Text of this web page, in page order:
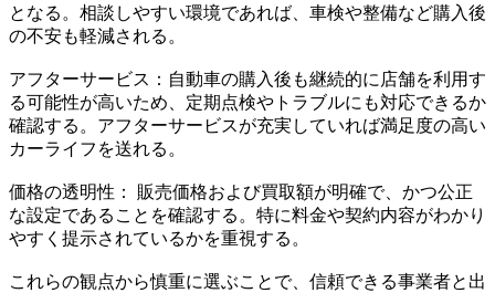
となる。相談しやすい環境であれば、車検や整備など購入後
の不安も軽減される。
アフターサービス：自動車の購入後も継続的に店舗を利用す
る可能性が高いため、定期点検やトラブルにも対応できるか
確認する。アフターサービスが充実していれば満足度の高い
カーライフを送れる。
価格の透明性： 販売価格および買取額が明確で、かつ公正
な設定であることを確認する。特に料金や契約内容がわかり
やすく提示されているかを重視する。
これらの観点から慎重に選ぶことで、信頼できる事業者と出